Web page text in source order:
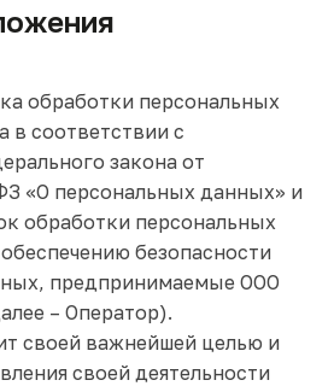
333)
обработки персональных
в соответствии с
закона от
«О персональных данных» и
обработки персональных
безопасности
предпринимаемые ООО
– Оператор).
своей важнейшей целью и
своей деятельности